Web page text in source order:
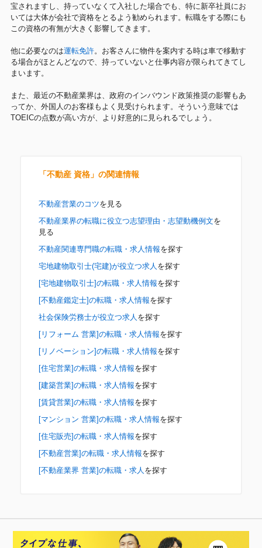
宝されますし、持っていなくて入社した場合でも、特に新卒社員にお
いては大体が会社で資格をとるよう勧められます。転職をする際にも
この資格の有無が大きく影響してきます。
他に必要なのは運転免許。お客さんに物件を案内する時は車で移動す
る場合がほとんどなので、持っていないと仕事内容が限られてきてし
まいます。
また、最近の不動産業界は、政府のインバウンド政策推奨の影響もあ
ってか、外国人のお客様もよく見受けられます。そういう意味では
TOEICの点数が高い方が、より好意的に見られるでしょう。
「不動産 資格」の関連情報
不動産営業のコツを見る
不動産業界の転職に役立つ志望理由・志望動機例文を
見る
不動産関連専門職の転職・求人情報を探す
宅地建物取引士(宅建)が役立つ求人 を探す
[宅地建物取引士]の転職・求人情報を探す
[不動産鑑定士]の転職・求人情報を探す
社会保険労務士が役立つ求人 を探す
[リフォーム 営業]の転職・求人情報を探す
[リノベーション]の転職・求人情報を探す
[住宅営業]の転職・求人情報を探す
[建築営業]の転職・求人情報を探す
[賃貸営業]の転職・求人情報を探す
[マンション 営業]の転職・求人情報を探す
[住宅販売]の転職・求人情報を探す
[不動産営業]の転職・求人情報を探す
[不動産業界 営業]の転職・求人 を探す